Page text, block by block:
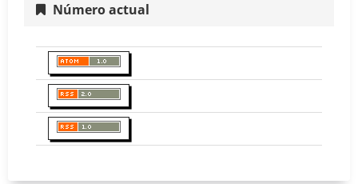
Número actual